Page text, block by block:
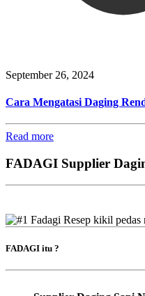
September 26, 2024
Cara Mengatasi Daging
Read more
FADAGI Supplier
FADAGI itu ?